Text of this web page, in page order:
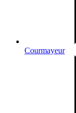
Courmayeur